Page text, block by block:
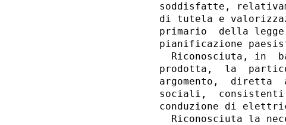
soddisfatte,
di tutela e
primario  della
pianificazione
Riconosciuta, in
prodotta,  la
argomento,  diretta
sociali,
conduzione di
Riconosciuta la